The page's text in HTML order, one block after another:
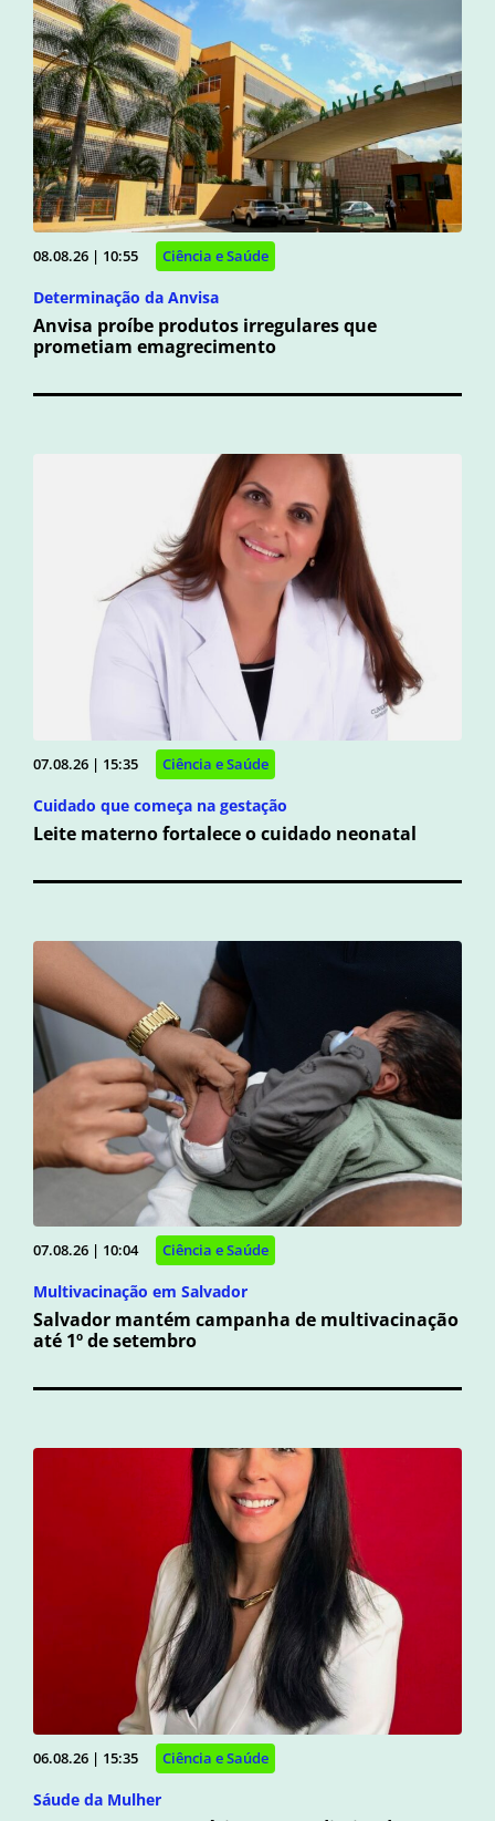
08.08.26 | 10:55 Ciência e Saúde
Determinação da Anvisa
Anvisa proíbe produtos irregulares que
prometiam emagrecimento
07.08.26 | 15:35 Ciência e Saúde
Cuidado que começa na gestação
Leite materno fortalece o cuidado neonatal
07.08.26 | 10:04 Ciência e Saúde
Multivacinação em Salvador
Salvador mantém campanha de multivacinação
até 1º de setembro
06.08.26 | 15:35 Ciência e Saúde
Sáude da Mulher